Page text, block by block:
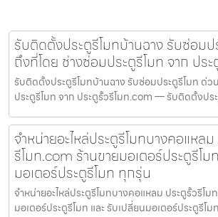
รับติดตั้งประตูรีโมทบ้านฉาง รับซ่อมป
ถึงที่โดย ช่างซ่อมประตูรีโมท จาก ปร
รับติดตั้งประตูรีโมทบ้านฉาง รับซ่อมประตูรีโมท ด่ว
ประตูรีโมท จาก ประตูรั้วรีโมท.com — รับติดตั้งปร
จำหน่ายอะไหล่ประตูรีโมทบางคอแหล
รีโมท.com ร้านขายมอเตอร์ประตูรีโม
มอเตอร์ประตูรีโมท ทุกรุ่น
จำหน่ายอะไหล่ประตูรีโมทบางคอแหลม ประตูรั้วรีโม
มอเตอร์ประตูรีโมท และ รับเปลี่ยนมอเตอร์ประตูรีโ